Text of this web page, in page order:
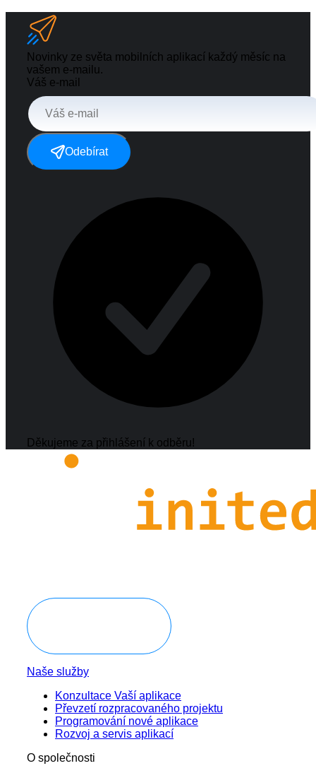
Novinky ze světa mobilních aplikací každý měsíc na
vašem e-mailu.
Váš e-mail
Odebírat
Děkujeme za přihlášení k odběru!
Naše služby
Konzultace Vaší aplikace
Převzetí rozpracovaného projektu
Programování nové aplikace
Rozvoj a servis aplikací
O společnosti